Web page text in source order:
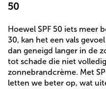
50
Hoewel SPF 50 iets meer
30, kan het een vals
dan geneigd langer in de
tot schade die niet
zonnebrandcrème. Met
letten we beter op, wat